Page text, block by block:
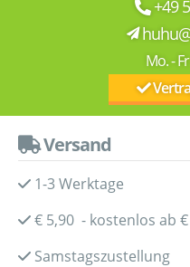
+49
Mo. -
Versand
1-3 Werktage
€ 5,90 - kostenlos ab
Samstagszustellung